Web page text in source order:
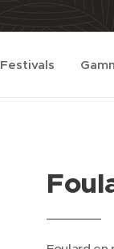
Festivals